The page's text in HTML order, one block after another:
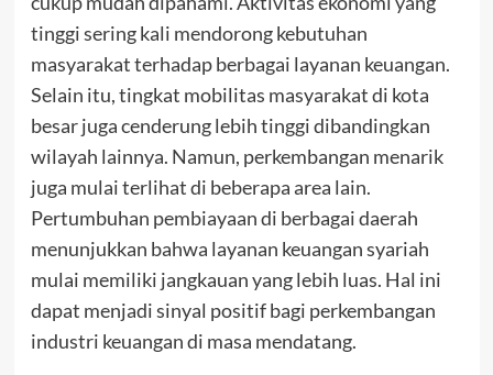
tinggi sering kali mendorong kebutuhan
masyarakat terhadap berbagai layanan keuangan.
Selain itu, tingkat mobilitas masyarakat di kota
besar juga cenderung lebih tinggi dibandingkan
wilayah lainnya. Namun, perkembangan menarik
juga mulai terlihat di beberapa area lain.
Pertumbuhan pembiayaan di berbagai daerah
menunjukkan bahwa layanan keuangan syariah
mulai memiliki jangkauan yang lebih luas. Hal ini
dapat menjadi sinyal positif bagi perkembangan
industri keuangan di masa mendatang.